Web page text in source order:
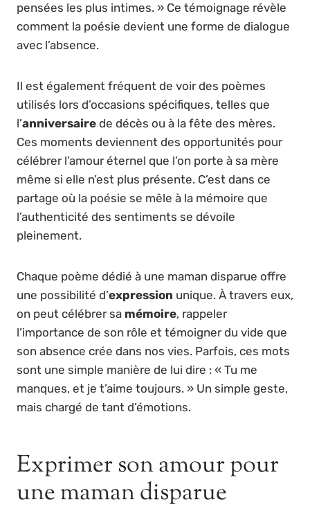
pensées les plus intimes. » Ce témoignage révèle
comment la poésie devient une forme de dialogue
avec l’absence.
Il est également fréquent de voir des poèmes
utilisés lors d’occasions spécifiques, telles que
l’anniversaire de décès ou à la fête des mères.
Ces moments deviennent des opportunités pour
célébrer l’amour éternel que l’on porte à sa mère
même si elle n’est plus présente. C’est dans ce
partage où la poésie se mêle à la mémoire que
l’authenticité des sentiments se dévoile
pleinement.
Chaque poème dédié à une maman disparue offre
une possibilité d’expression unique. À travers eux,
on peut célébrer sa mémoire, rappeler
l’importance de son rôle et témoigner du vide que
son absence crée dans nos vies. Parfois, ces mots
sont une simple manière de lui dire : « Tu me
manques, et je t’aime toujours. » Un simple geste,
mais chargé de tant d’émotions.
Exprimer son amour pour
une maman disparue